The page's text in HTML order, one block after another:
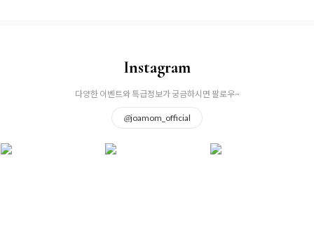
Instagram
다양한 이벤트와 특급정보가 궁금하시면 팔로우~
@joamom_official